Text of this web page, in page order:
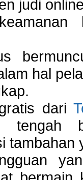
judi
hal
dari
tengah
tambahan